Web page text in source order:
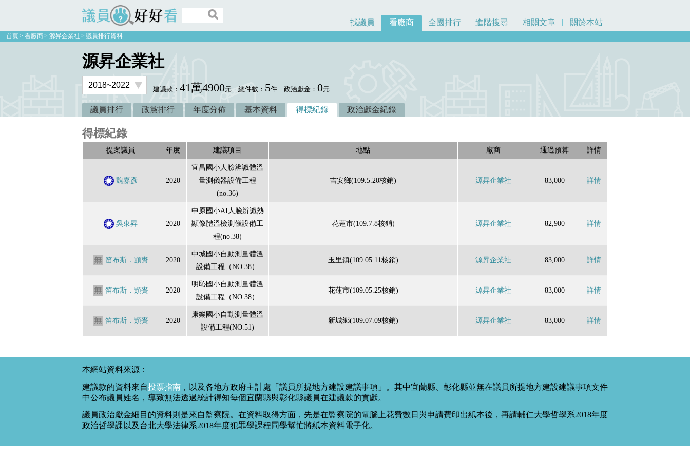
議員好好看
找議員 看廠商 全國排行 進階搜尋 相關文章 關於本站
首頁 看廠商 源昇企業社 議員排行資料
源昇企業社
建議款：41萬4900元 總件數： 5件 政治獻金：0元
議員排行 政黨排行 年度分佈 基本資料 得標紀錄 政治獻金紀錄
得標紀錄
提案議員 年度 建議項目 地點 廠商 通過預算 詳情
魏嘉彥 2020
宜昌國小人臉辨識體溫
量測儀器設備工程
(no.36)
吉安鄉(109.5.20核銷) 源昇企業社 83,000 詳情
吳東昇 2020
中原國小AI人臉辨識熱
顯像體溫檢測儀設備工
程(no.38)
花蓮市(109.7.8核銷) 源昇企業社 82,900 詳情
笛布斯．顗賚 2020
中城國小自動測量體溫
設備工程（NO.38）
玉里鎮(109.05.11核銷) 源昇企業社 83,000 詳情
笛布斯．顗賚 2020
明恥國小自動測量體溫
設備工程（NO.38）
花蓮市(109.05.25核銷) 源昇企業社 83,000 詳情
笛布斯．顗賚 2020
康樂國小自動測量體溫
設備工程(NO.51)
新城鄉(109.07.09核銷) 源昇企業社 83,000 詳情
本網站資料來源：
建議款的資料來自投票指南 ，以及各地方政府主計處「議員所提地方建設建議事項」。其中宜蘭縣、彰化縣並無在議員所提地方建設建議事項文件
中公布議員姓名，導致無法透過統計得知每個宜蘭縣與彰化縣議員在建議款的貢獻。
議員政治獻金細目的資料則是來自監察院。在資料取得方面，先是在監察院的電腦上花費數日與申請費印出紙本後，再請輔仁大學哲學系2018年度
政治哲學課以及台北大學法律系2018年度犯罪學課程同學幫忙將紙本資料電子化。